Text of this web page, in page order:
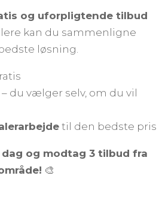
og uforpligtende tilbud
kan du sammenligne
løsning.
du vælger selv, om du vil
til den bedste pris
og modtag 3 tilbud fra
🎨